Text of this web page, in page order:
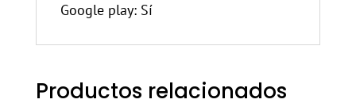
Google play: Sí
Productos relacionados